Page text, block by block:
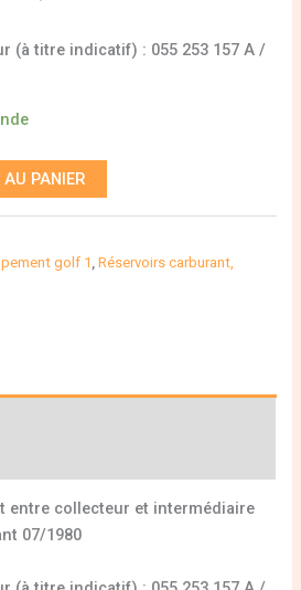
(à titre indicatif) : 055 253 157 A /
PANIER
golf 1 ,Réservoirs carburant,
entre collecteur et intermédiaire
07/1980